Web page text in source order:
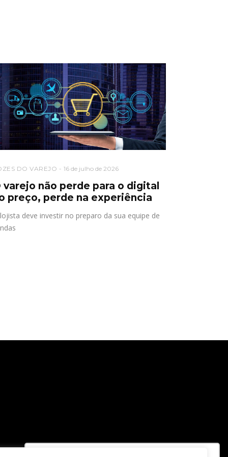
DO VAREJO 16 de julho de 2026
varejo não perde para o digital
preço, perde na experiência
deve investir no preparo da sua equipe de